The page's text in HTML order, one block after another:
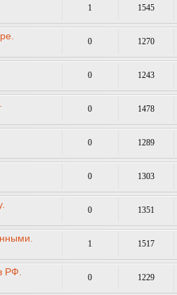
1 1545
0 1270
0 1243
0 1478
0 1289
0 1303
0 1351
1 1517
РФ. 0 1229